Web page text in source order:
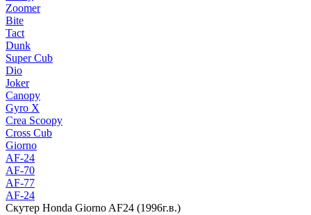
Zoomer
Bite
Tact
Dunk
Super Cub
Dio
Joker
Canopy
Gyro X
Crea Scoopy
Cross Cub
Giorno
AF-24
AF-70
AF-77
AF-24
Скутер Honda Giorno AF24 (1996г.в.)